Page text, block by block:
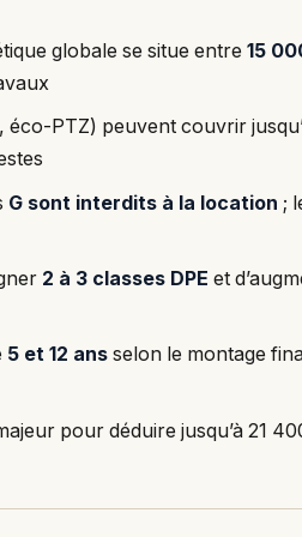
globale se situe entre15
éco-PTZ) peuvent couvrir
G sont interdits à la location ;
2 à 3 classes DPE et
5 et 12 ans selon le montage
pour déduire jusqu’à 21